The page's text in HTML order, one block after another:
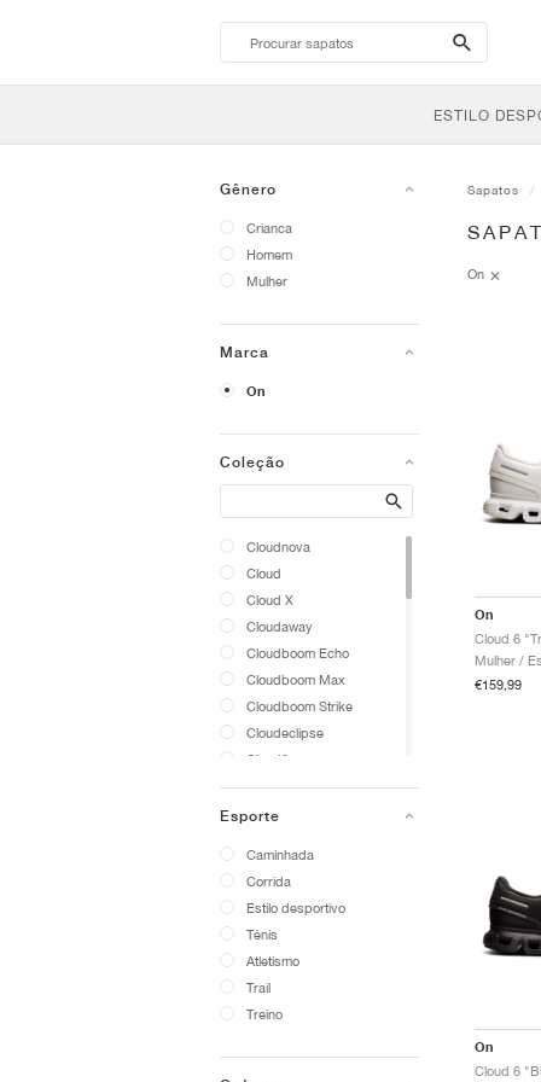
search-
btn
ESTILO
Gênero
Crianca
Homem
Mulher
Marca
On
Coleção
Search
Cloudnova
Cloud
Cloud X
Cloudaway
Cloudboom Echo
Cloudboom Max
Cloudboom Strike
Cloudeclipse
Cloudflow
Cloudflyer
Cloudhero
Cloudpulse
Cloudrock
Cloudrunner
Cloudsoma
Cloudspark
Cloudspike
Cloudstratus
Esporte
Caminhada
Corrida
Estilo desportivo
Ténis
Atletismo
Trail
Treino
Sapatos
On
On
Cloud 6
€159,99
On
Cloud 6